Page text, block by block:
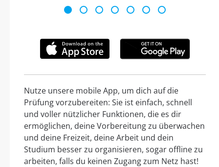
Nutze unsere mobile App, um dich auf die
Prüfung vorzubereiten: Sie ist einfach, schnell
und voller nützlicher Funktionen, die es dir
ermöglichen, deine Vorbereitung zu überwachen
und deine Freizeit, deine Arbeit und dein
Studium besser zu organisieren, sogar offline zu
arbeiten, falls du keinen Zugang zum Netz hast!